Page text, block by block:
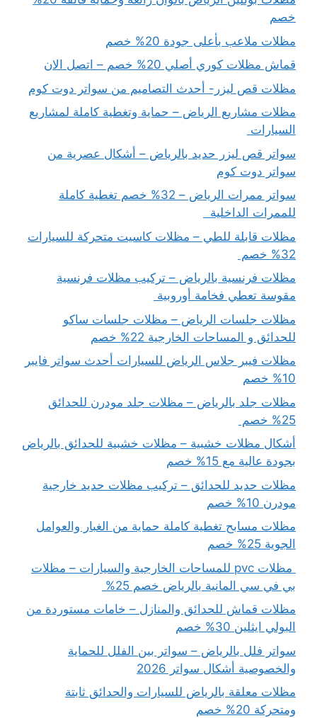
خصم
مظلات ملاعب بأعلى جودة 20% خصم
قماش مظلات كوري أصلي 20% خصم – اتصل الان
مظلات قص ليزر- أحدث التصاميم من سواتر دوت كوم
مظلات مشاريع الرياض – حماية وتغطية كاملة لمشاريع
السيارات
سواتر قص ليزر حديد بالرياض – أشكال عصرية من
سواتر دوت كوم
سواتر ممرات الرياض – 32% خصم تغطية كاملة
للممرات الداخلية
مظلات قابلة للطي – مظلات كاسيت متحركة للسيارات
32% خصم
مظلات فرنسية بالرياض – تركيب مظلات فرنسية
مقوسة تعطي فخامة أوروبية
مظلات جلسات الرياض – مظلات جلسات ساكو
للحدائق و المساحات الخارجية 22% خصم
مظلات فيبر جلاس الرياض للسيارات أحدث سواتر فايبر
10% خصم
مظلات جلد بالرياض – مظلات جلد مودرن للحدائق
25% خصم
أشكال مظلات خشبية – مظلات خشبية للحدائق بالرياض
بجودة عالية مع 15% خصم
مظلات حديد للحدائق – تركيب مظلات حديد خارجية
مودرن 10% خصم
مظلات مسابح تغطية كاملة حماية من الغبار والعوامل
الجوية 25% خصم
مظلات pvc للمساحات الخارجية والسيارات – مظلات
بي في سي المانية بالرياض خصم 25%
مظلات قماش للحدائق والمنازل – خامات مستوردة من
البولي ايثلين 30% خصم
سواتر فلل بالرياض – سواتر بين الفلل للحماية
والخصوصية أشكال سواتر 2026
مظلات معلقة بالرياض للسيارات والحدائق ثابتة
ومتحركة 20% خصم